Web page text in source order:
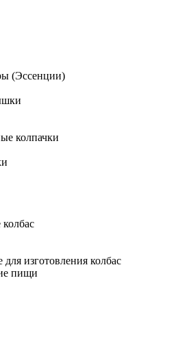
(Эссенции)
колпачки
изготовления колбас
пищи